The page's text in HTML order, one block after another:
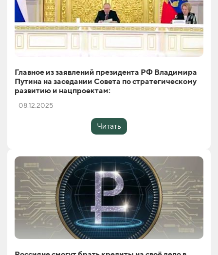
Главное из заявлений президента РФ Владимира
Путина на заседании Совета по стратегическому
развитию и нацпроектам:
08.12.2025
Читать